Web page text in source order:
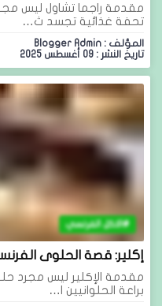
مقدمة راجما تشاول ليس
تحفة غذائية تجسد ث…
المؤلف : Blogger Admin
تاريخ النشر : 09 أغسطس 2025
الاكل الفرنسي
إكلير: قصة الحلوى
مقدمة الإكلير ليس مجرد
براعة الحلوانيين ا…